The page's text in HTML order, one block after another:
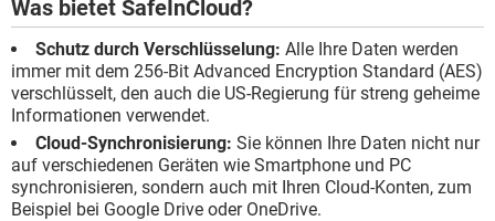
Was bietet SafeInCloud?
Schutz durch Verschlüsselung: Alle Ihre Daten werden
immer mit dem 256-Bit Advanced Encryption Standard (AES)
verschlüsselt, den auch die US-Regierung für streng geheime
Informationen verwendet.
Cloud-Synchronisierung: Sie können Ihre Daten nicht nur
auf verschiedenen Geräten wie Smartphone und PC
synchronisieren, sondern auch mit Ihren Cloud-Konten, zum
Beispiel bei Google Drive oder OneDrive.